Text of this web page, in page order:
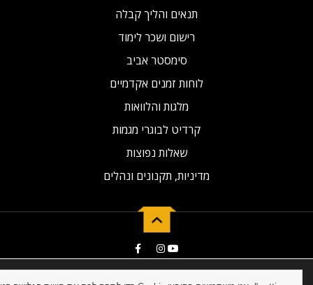
תנאים והליך קבלה
רישום ושכר לימוד
סימסטר אביב
לוחות זמנים אקדמיים
מלגות והלוואות
קרדיט לבוגרי מגמות
שאלות נפוצות
מדיניות, תקנונים ונהלים
2019 © Developed by NG Universal